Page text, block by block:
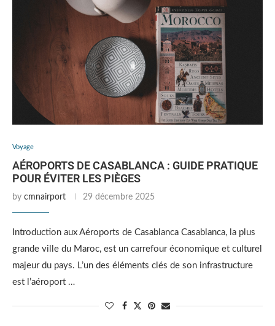
Voyage
AÉROPORTS DE CASABLANCA : GUIDE PRATIQUE
POUR ÉVITER LES PIÈGES
by cmnairport 29 décembre 2025
Introduction aux Aéroports de Casablanca Casablanca, la plus
grande ville du Maroc, est un carrefour économique et culturel
majeur du pays. L’un des éléments clés de son infrastructure
est l’aéroport …